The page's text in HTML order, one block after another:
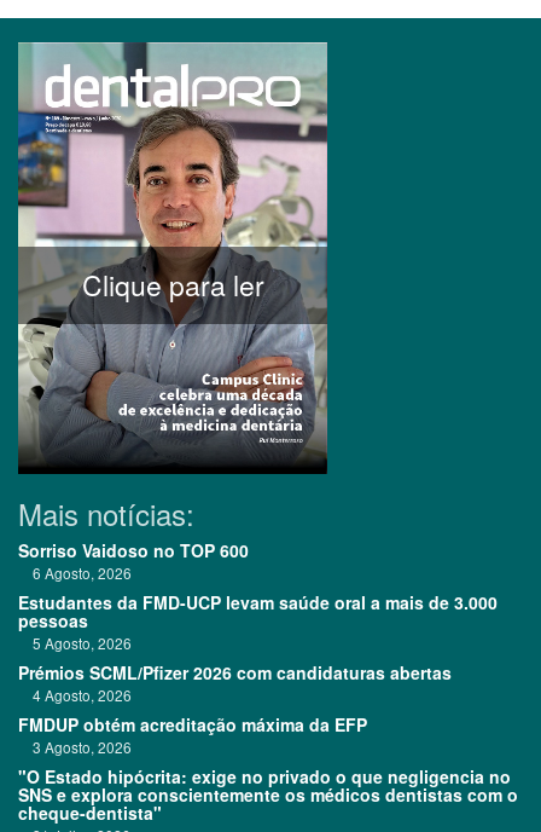
Clique para ler
Mais notícias:
Sorriso Vaidoso no TOP 600
6 Agosto, 2026
Estudantes da FMD-UCP levam saúde oral a mais de 3.000
pessoas
5 Agosto, 2026
Prémios SCML/Pfizer 2026 com candidaturas abertas
4 Agosto, 2026
FMDUP obtém acreditação máxima da EFP
3 Agosto, 2026
"O Estado hipócrita: exige no privado o que negligencia no
SNS e explora conscientemente os médicos dentistas com o
cheque-dentista"